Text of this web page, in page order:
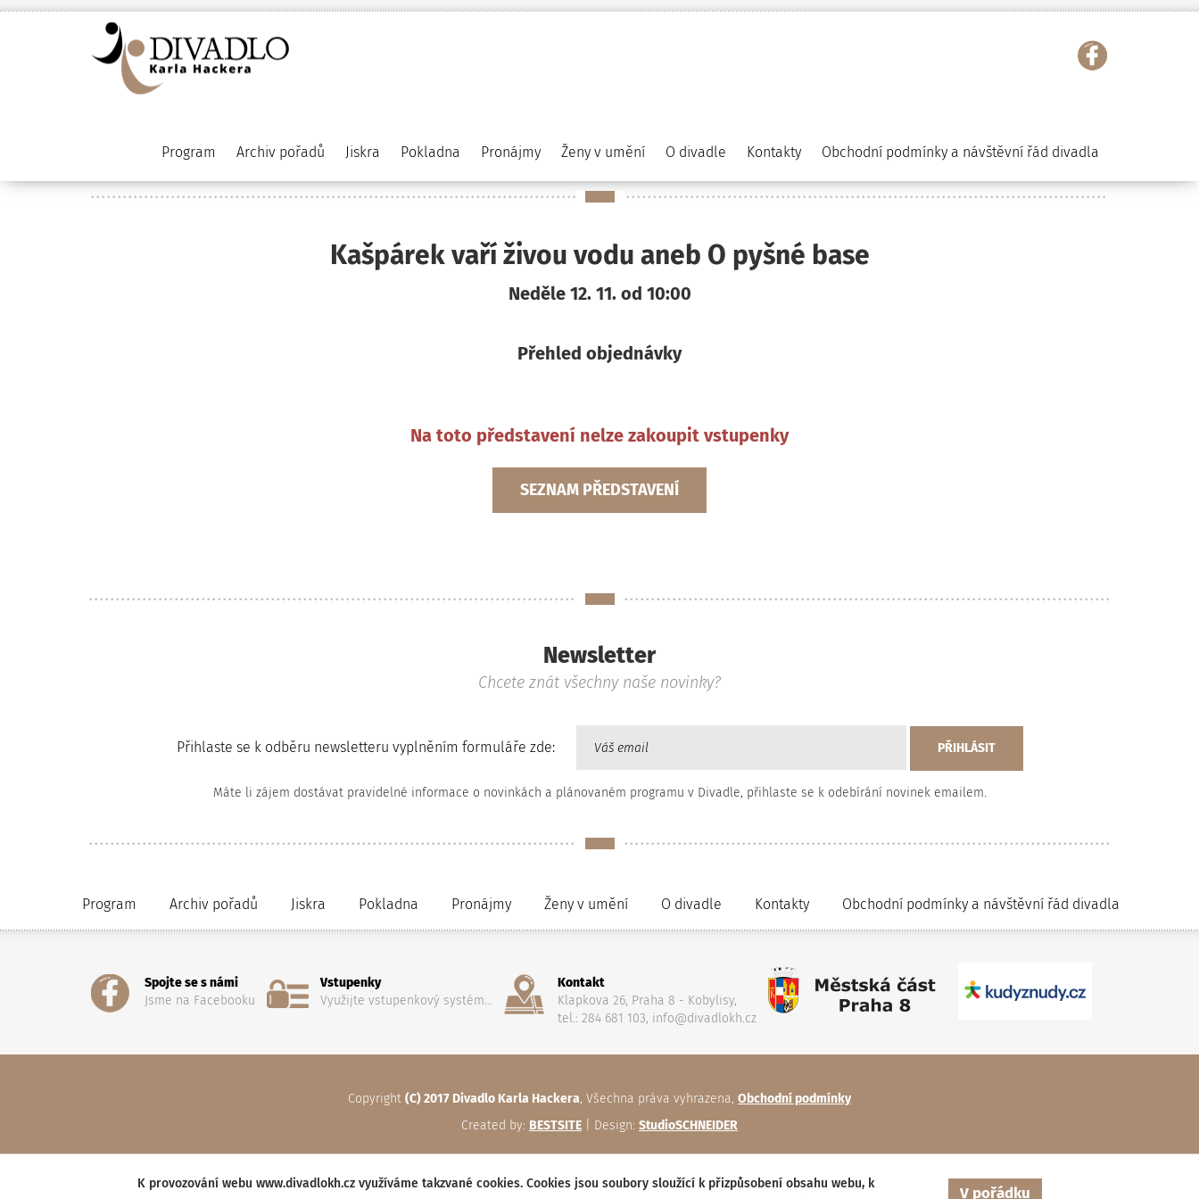
Program Archiv pořadů Jiskra Pokladna Pronájmy Ženy v umění O divadle Kontakty Obchodní podmínky a návštěvní řád divadla
Kašpárek vaří živou vodu aneb O pyšné base
Neděle 12. 11. od 10:00
Přehled objednávky
Na toto představení nelze zakoupit vstupenky
SEZNAM PŘEDSTAVENÍ
Newsletter
Chcete znát všechny naše novinky?
Přihlaste se k odběru newsletteru vyplněním formuláře zde:
Máte li zájem dostávat pravidelné informace o novinkách a plánovaném programu v Divadle, přihlaste se k odebírání novinek emailem.
Program Archiv pořadů Jiskra Pokladna Pronájmy Ženy v umění O divadle Kontakty Obchodní podmínky a návštěvní řád divadla
Spojte se s námi
Jsme na Facebooku
Vstupenky
Využijte vstupenkový systém...
Kontakt
Klapkova 26, Praha 8 - Kobylisy,
tel.: 284 681 103, info@divadlokh.cz
Copyright (C) 2017 Divadlo Karla Hackera, Všechna práva vyhrazena, Obchodní podmínky
Created by: BESTSITE | Design: StudioSCHNEIDER
K provozování webu www.divadlokh.cz využíváme takzvané cookies. Cookies jsou soubory sloužící k přizpůsobení obsahu webu, k
V pořádku